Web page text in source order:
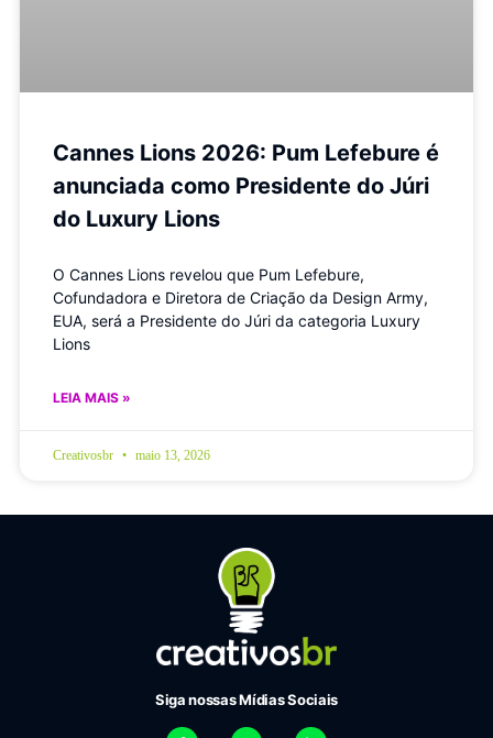
Cannes Lions 2026: Pum Lefebure é
anunciada como Presidente do Júri
do Luxury Lions
O Cannes Lions revelou que Pum Lefebure,
Cofundadora e Diretora de Criação da Design Army,
EUA, será a Presidente do Júri da categoria Luxury
Lions
LEIA MAIS »
Creativosbr maio 13, 2026
Siga nossas Mídias Sociais